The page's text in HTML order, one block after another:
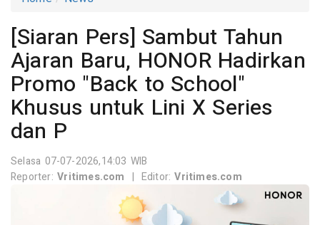
[Siaran Pers] Sambut Tahun
Ajaran Baru, HONOR Hadirkan
Promo "Back to School"
Khusus untuk Lini X Series
dan P
Selasa 07-07-2026,14:03 WIB
Reporter:Vritimes.com | Editor:Vritimes.com